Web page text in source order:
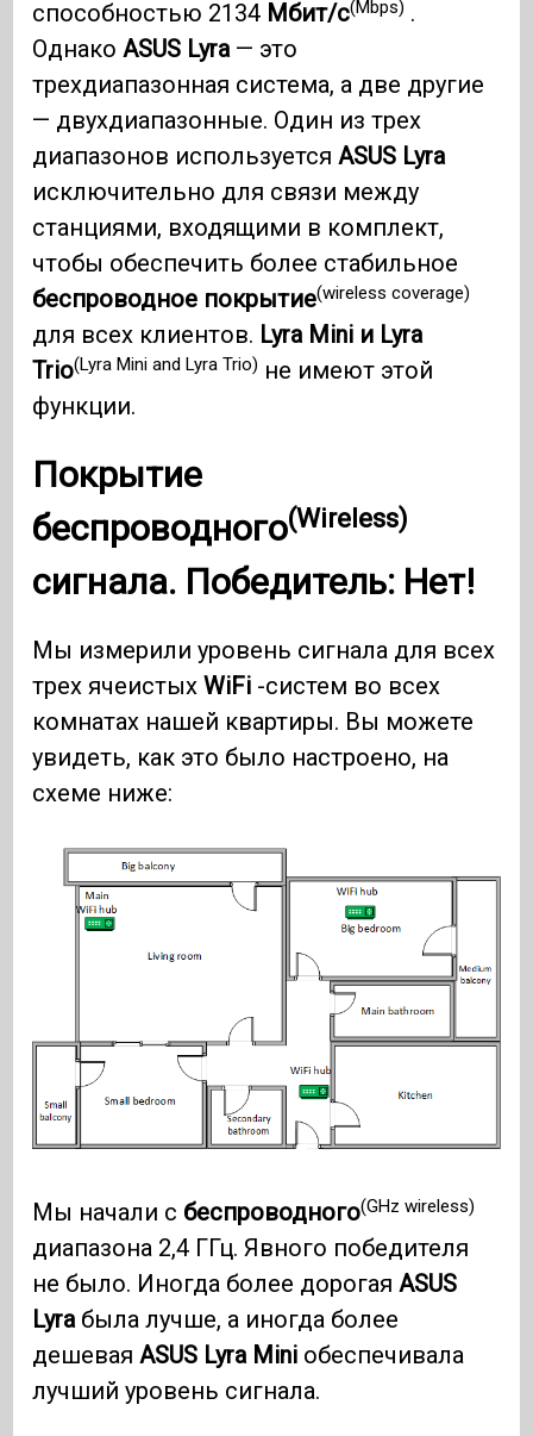
способностью 2134 Мбит/с(Mbps) .
ОднакоASUS Lyra— это
трехдиапазонная система, а две другие
— двухдиапазонные. Один из трех
диапазонов используетсяASUS Lyra
исключительно для связи между
станциями, входящими в комплект,
чтобы обеспечить более стабильное
беспроводное покрытие(wireless coverage)
для всех клиентов. Lyra Mini и Lyra
Trio(Lyra Mini and Lyra Trio) не имеют этой
функции.
Покрытие
беспроводного(Wireless)
сигнала. Победитель: Нет!
Мы измерили уровень сигнала для всех
трех ячеистыхWiFi -систем во всех
комнатах нашей квартиры. Вы можете
увидеть, как это было настроено, на
схеме ниже:
Мы начали с беспроводного(GHz wireless)
диапазона 2,4 ГГц. Явного победителя
не было. Иногда более дорогаяASUS
Lyraбыла лучше, а иногда более
дешеваяASUS Lyra Mini обеспечивала
лучший уровень сигнала.